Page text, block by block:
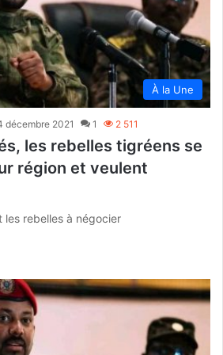
À la Une
décembre 2021 1 2 511
les rebelles tigréens se
région et veulent
les rebelles à négocier